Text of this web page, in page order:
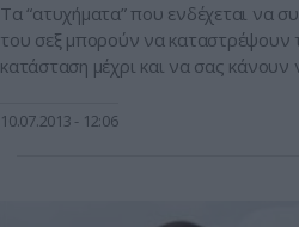
Τα “ατυχήματα” που ενδέχεται να
του σεξ μπορούν να καταστρέψουν
κατάσταση μέχρι και να σας κάνουν
αντισυλληπτικό σας χάπι για
10.07.2013 12:06